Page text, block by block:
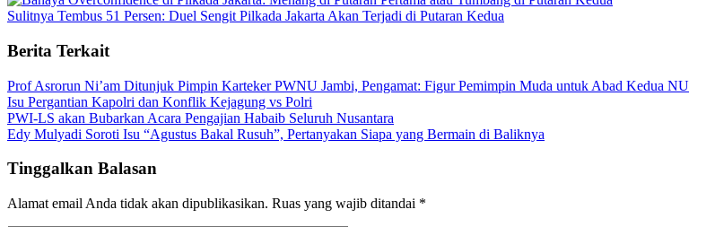
Sulitnya Tembus 51 Persen: Duel Sengit Pilkada Jakarta Akan Terjadi di Putaran Kedua
Berita Terkait
Prof Asrorun Ni’am Ditunjuk Pimpin Karteker PWNU Jambi, Pengamat: Figur Pemimpin Muda untuk Abad Kedua NU
Isu Pergantian Kapolri dan Konflik Kejagung vs Polri
PWI-LS akan Bubarkan Acara Pengajian Habaib Seluruh Nusantara
Edy Mulyadi Soroti Isu “Agustus Bakal Rusuh”, Pertanyakan Siapa yang Bermain di Baliknya
Tinggalkan Balasan
Alamat email Anda tidak akan dipublikasikan. Ruas yang wajib ditandai *